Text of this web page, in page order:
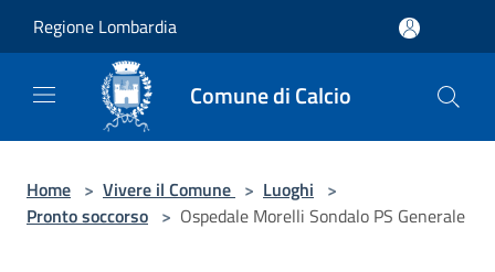
Regione Lombardia
Comune di Calcio
Home > Vivere il Comune > Luoghi >
Pronto soccorso > Ospedale Morelli Sondalo PS Generale